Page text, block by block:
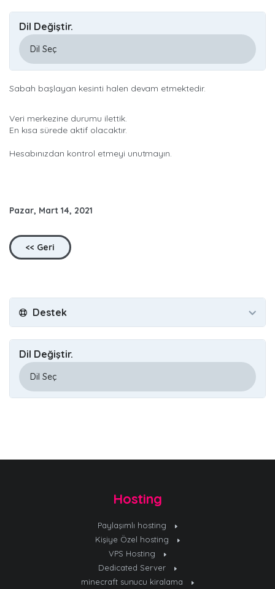
Dil Değiştir.
Sabah başlayan kesinti halen devam etmektedir.
Veri merkezine durumu ilettik.
En kısa sürede aktif olacaktır.
Hesabınızdan kontrol etmeyi unutmayın.
Pazar, Mart 14, 2021
<< Geri
Destek
Dil Değiştir.
Hosting
Paylaşımlı hosting
Kişiye Özel hosting
VPS Hosting
Dedicated Server
minecraft sunucu kiralama